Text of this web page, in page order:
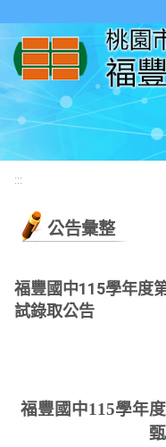
:::
公告彙整
福豐國中115學年度
試錄取公告
福豐國中115學年